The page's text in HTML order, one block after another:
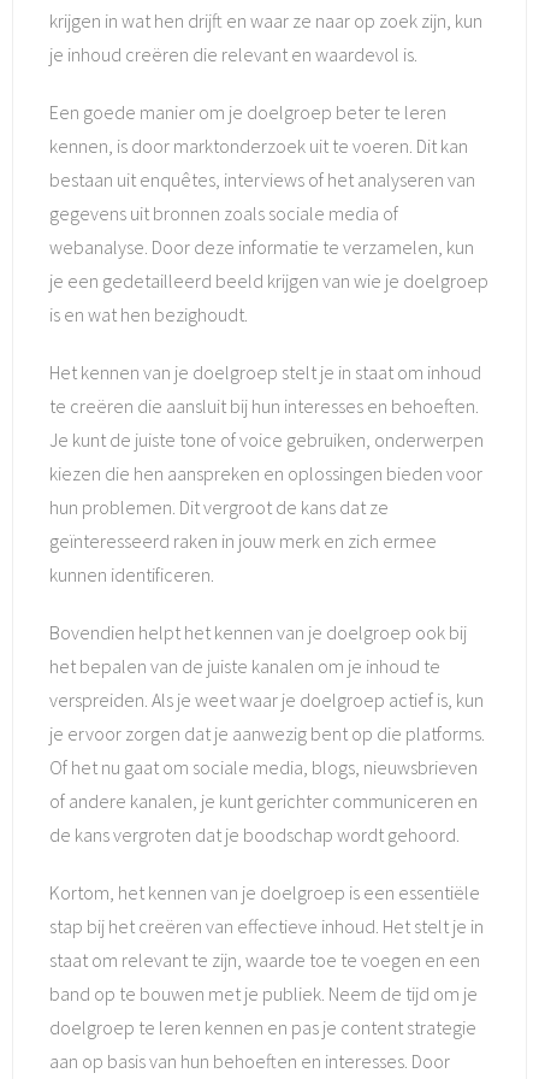
krijgen in wat hen drijft en waar ze naar op zoek zijn, kun
je inhoud creëren die relevant en waardevol is.
Een goede manier om je doelgroep beter te leren
kennen, is door marktonderzoek uit te voeren. Dit kan
bestaan uit enquêtes, interviews of het analyseren van
gegevens uit bronnen zoals sociale media of
webanalyse. Door deze informatie te verzamelen, kun
je een gedetailleerd beeld krijgen van wie je doelgroep
is en wat hen bezighoudt.
Het kennen van je doelgroep stelt je in staat om inhoud
te creëren die aansluit bij hun interesses en behoeften.
Je kunt de juiste tone of voice gebruiken, onderwerpen
kiezen die hen aanspreken en oplossingen bieden voor
hun problemen. Dit vergroot de kans dat ze
geïnteresseerd raken in jouw merk en zich ermee
kunnen identificeren.
Bovendien helpt het kennen van je doelgroep ook bij
het bepalen van de juiste kanalen om je inhoud te
verspreiden. Als je weet waar je doelgroep actief is, kun
je ervoor zorgen dat je aanwezig bent op die platforms.
Of het nu gaat om sociale media, blogs, nieuwsbrieven
of andere kanalen, je kunt gerichter communiceren en
de kans vergroten dat je boodschap wordt gehoord.
Kortom, het kennen van je doelgroep is een essentiële
stap bij het creëren van effectieve inhoud. Het stelt je in
staat om relevant te zijn, waarde toe te voegen en een
band op te bouwen met je publiek. Neem de tijd om je
doelgroep te leren kennen en pas je content strategie
aan op basis van hun behoeften en interesses. Door